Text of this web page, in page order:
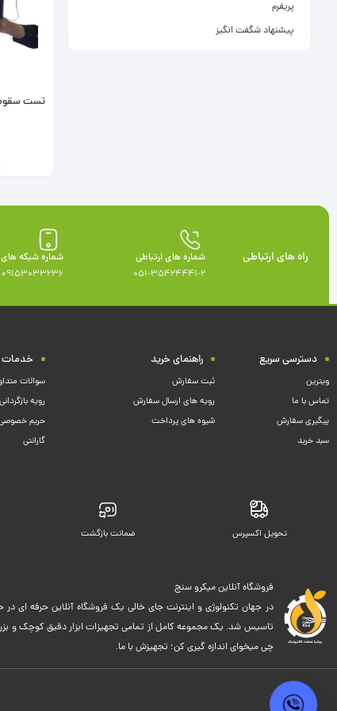
تست سقوط
پریفرم
پیشنهاد شگفت انگیز
راه های ارتباطی
شماره های ارتباطی
051-35424441-2
شماره شبکه
09153033236
دسترسی سریع
ویترین
تماس با ما
پیگیری سفارش
سبد خرید
راهنمای خرید
ثبت سفارش
رویه های ارسال سفارش
شیوه های پرداخت
خدمات
سوالات
رویه
حریم
گارانتی
تحویل اکسپرس ضمانت بازگشت
فروشگاه آنلاین میکرو سنج
در جهان تکنولوژی و اینترنت جای خالی یک فروشگاه آنلاین حرفه ای
تاسیس شد. یک مجموعه کامل از تمامی تجهیزات ابزار دقیق کوچک و
چی میخوای اندازه گیری کن؛ تجهیزش با ما.